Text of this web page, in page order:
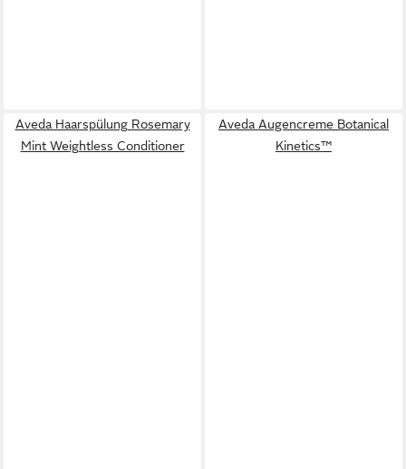
Aveda Haarspülung Rosemary
Mint Weightless Conditioner
Aveda Augencreme Botanical
Kinetics™